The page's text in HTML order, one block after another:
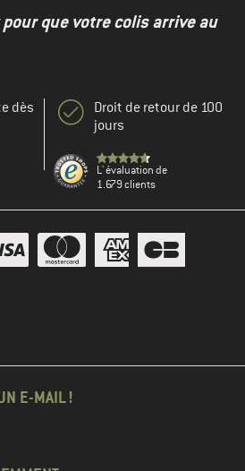
que votre colis arrive au
dès
Droit de retour de 100
jours
L' évaluation de
1.679 clients
E-MAIL !